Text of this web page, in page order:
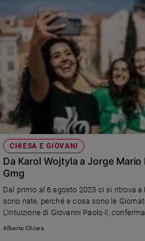
Riflessioni
Foto
Video
Podcast
Privacy
Policy
CHIESA E GIOVANI
Da Karol Wojtyla a Jorge
Gmg
Dal primo al 6 agosto 2023 ci si ritrova
sono nate, perché e cosa sono le
L'intuizione di Giovanni Paolo II,
l'"interpretazione" che ne ha dato
Alberto Chiara